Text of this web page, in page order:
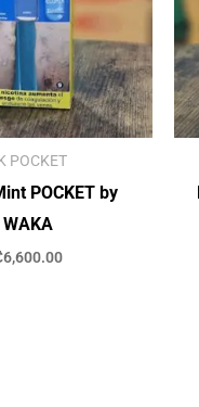
POCKET
POCKET by
WAKA
6,600.00